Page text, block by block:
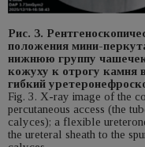
Рис. 3.
положения мини-
нижнюю группу
кожуху к отрогу камня
гибкий
Fig. 3. X-ray image of the
percutaneous access (the
calyces); a flexible
the ureteral sheath to the